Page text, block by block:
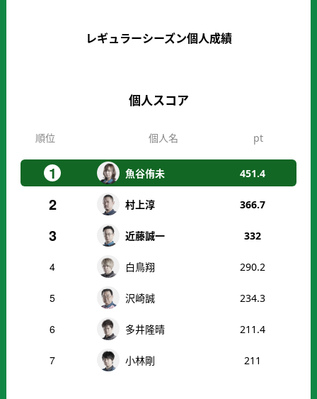
レギュラーシーズン個人成績
個人スコア
順位 個人名 pt
1 魚谷侑未 451.4
2 村上淳 366.7
3 近藤誠一 332
4 白鳥翔 290.2
5 沢崎誠 234.3
6 多井隆晴 211.4
7 小林剛 211